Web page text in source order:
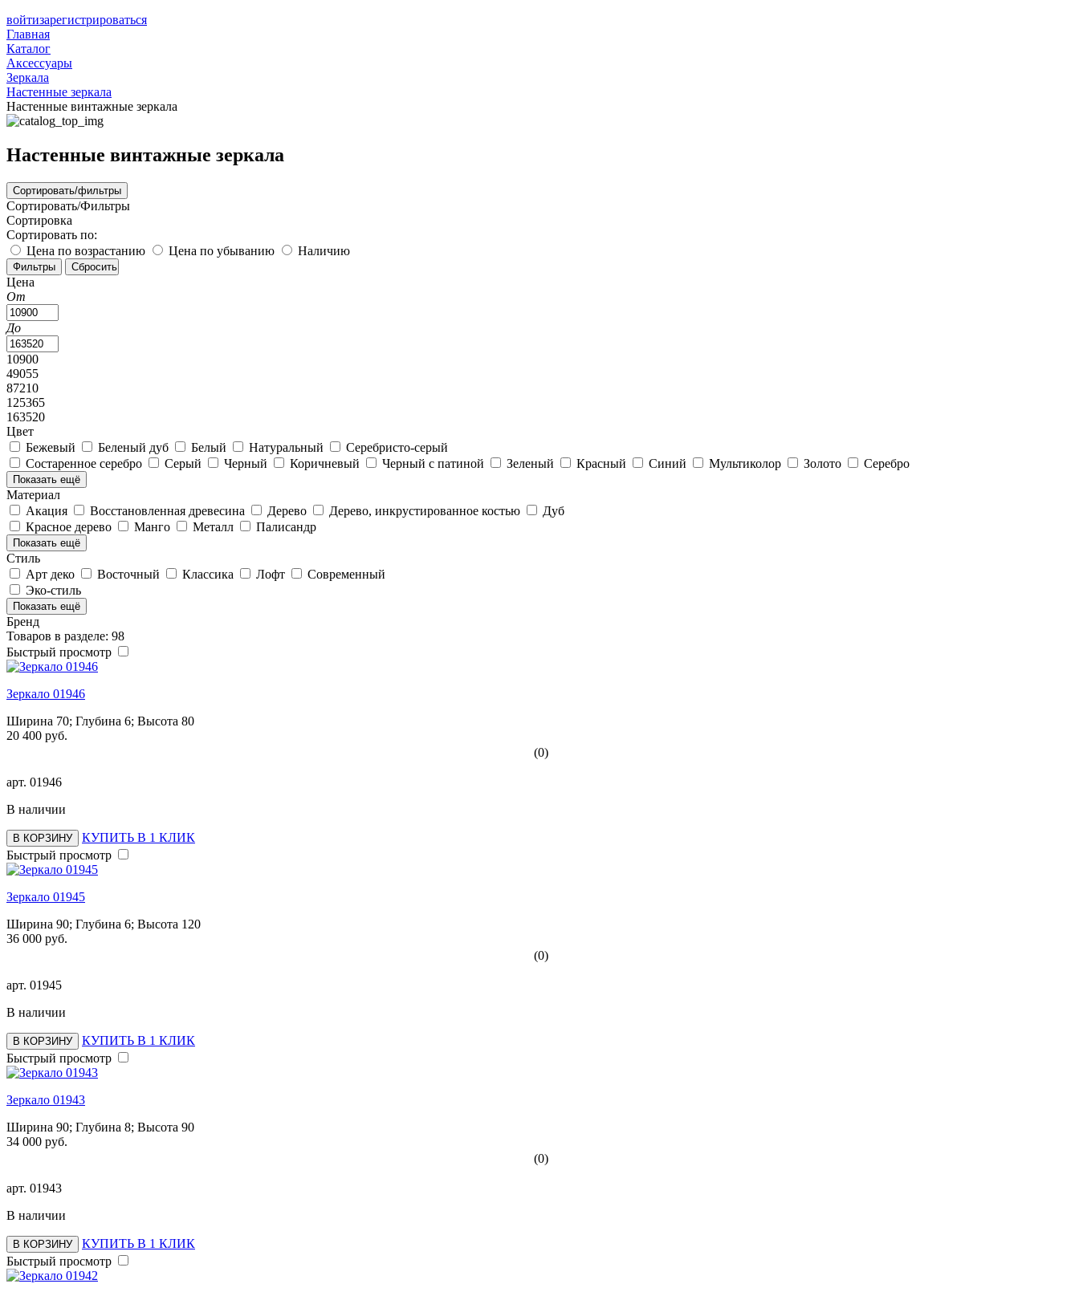
войтизарегистрироваться
Главная
Каталог
Аксессуары
Зеркала
Настенные зеркала
Настенные винтажные зеркала
Настенные винтажные зеркала
Сортировать/фильтры
Сортировать/Фильтры
Сортировка
Сортировать по:
Цена по возрастанию
Цена по убыванию Наличию
Цена
От
До
10900
49055
87210
125365
163520
Цвет
Бежевый
Беленый дуб Белый Натуральный
Серебристо-серый
Состаренное серебро
Серый Черный Коричневый Черный с патиной Зеленый Красный Синий Мультиколор Золото Серебро
Показать ещё
Материал
Акация
Восстановленная древесина Дерево Дерево, инкрустированное костью
Дуб
Красное дерево
Манго Металл Палисандр
Показать ещё
Стиль
Арт деко
Восточный Классика Лофт
Современный
Эко-стиль
Показать ещё
Бренд
Товаров в разделе: 98
Быстрый просмотр
Зеркало 01946
Ширина 70; Глубина 6; Высота 80
20 400 руб.
(0)
арт. 01946
В наличии
В КОРЗИНУ
КУПИТЬ В 1 КЛИК
Быстрый просмотр
Зеркало 01945
Ширина 90; Глубина 6; Высота 120
36 000 руб.
(0)
арт. 01945
В наличии
В КОРЗИНУ
КУПИТЬ В 1 КЛИК
Быстрый просмотр
Зеркало 01943
Ширина 90; Глубина 8; Высота 90
34 000 руб.
(0)
арт. 01943
В наличии
В КОРЗИНУ
КУПИТЬ В 1 КЛИК
Быстрый просмотр